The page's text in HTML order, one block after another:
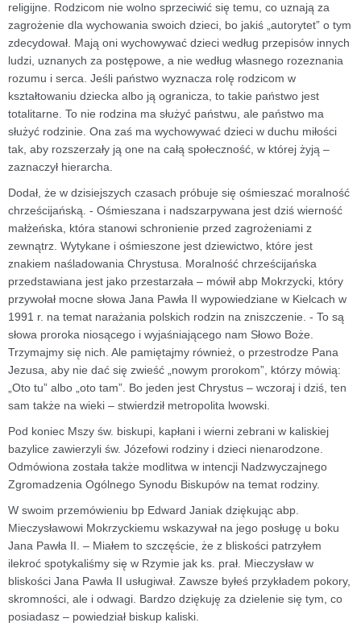
religijne. Rodzicom nie wolno sprzeciwić się temu, co uznają za
zagrożenie dla wychowania swoich dzieci, bo jakiś „autorytet” o tym
zdecydował. Mają oni wychowywać dzieci według przepisów innych
ludzi, uznanych za postępowe, a nie według własnego rozeznania
rozumu i serca. Jeśli państwo wyznacza rolę rodzicom w
kształtowaniu dziecka albo ją ogranicza, to takie państwo jest
totalitarne. To nie rodzina ma służyć państwu, ale państwo ma
służyć rodzinie. Ona zaś ma wychowywać dzieci w duchu miłości
tak, aby rozszerzały ją one na całą społeczność, w której żyją –
zaznaczył hierarcha.
Dodał, że w dzisiejszych czasach próbuje się ośmieszać moralność
chrześcijańską. - Ośmieszana i nadszarpywana jest dziś wierność
małżeńska, która stanowi schronienie przed zagrożeniami z
zewnątrz. Wytykane i ośmieszone jest dziewictwo, które jest
znakiem naśladowania Chrystusa. Moralność chrześcijańska
przedstawiana jest jako przestarzała – mówił abp Mokrzycki, który
przywołał mocne słowa Jana Pawła II wypowiedziane w Kielcach w
1991 r. na temat narażania polskich rodzin na zniszczenie. - To są
słowa proroka niosącego i wyjaśniającego nam Słowo Boże.
Trzymajmy się nich. Ale pamiętajmy również, o przestrodze Pana
Jezusa, aby nie dać się zwieść „nowym prorokom”, którzy mówią:
„Oto tu” albo „oto tam”. Bo jeden jest Chrystus – wczoraj i dziś, ten
sam także na wieki – stwierdził metropolita lwowski.
Pod koniec Mszy św. biskupi, kapłani i wierni zebrani w kaliskiej
bazylice zawierzyli św. Józefowi rodziny i dzieci nienarodzone.
Odmówiona została także modlitwa w intencji Nadzwyczajnego
Zgromadzenia Ogólnego Synodu Biskupów na temat rodziny.
W swoim przemówieniu bp Edward Janiak dziękując abp.
Mieczysławowi Mokrzyckiemu wskazywał na jego posługę u boku
Jana Pawła II. – Miałem to szczęście, że z bliskości patrzyłem
ilekroć spotykaliśmy się w Rzymie jak ks. prał. Mieczysław w
bliskości Jana Pawła II usługiwał. Zawsze byłeś przykładem pokory,
skromności, ale i odwagi. Bardzo dziękuję za dzielenie się tym, co
posiadasz – powiedział biskup kaliski.